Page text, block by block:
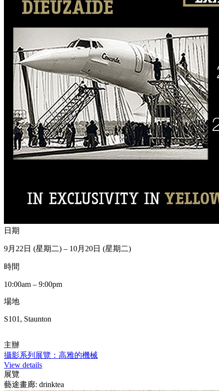
日期
9月22日 (星期二) – 10月20日 (星期二)
時間
10:00am – 9:00pm
場地
S101, Staunton
主辦
攝影系列展覽：高雅的機械
View details
展覽
藝途畫廊: drinktea